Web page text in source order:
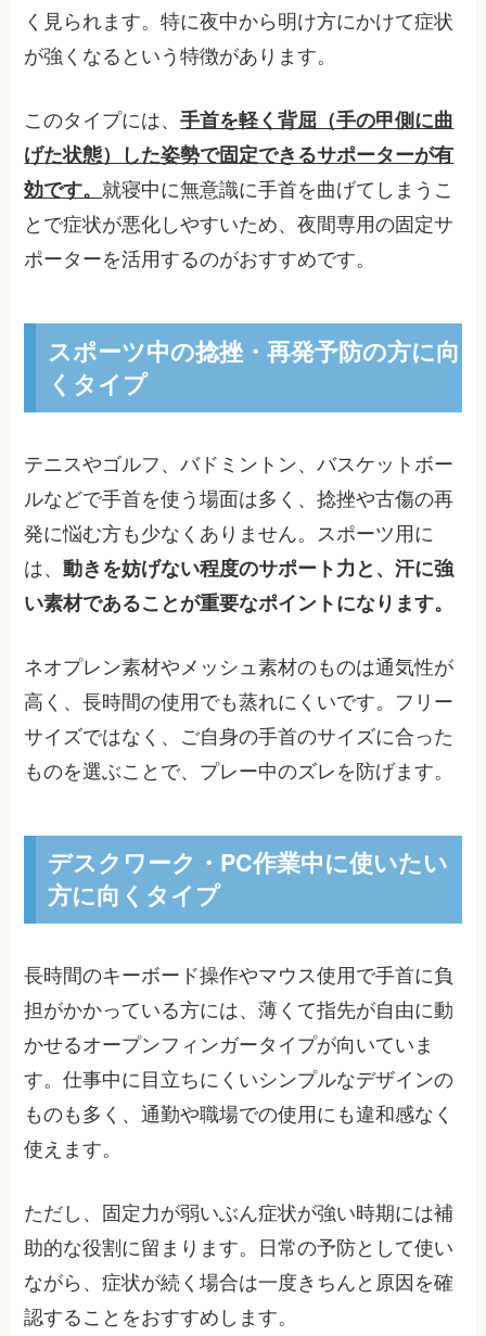
く見られます。特に夜中から明け方にかけて症状
が強くなるという特徴があります。
このタイプには、手首を軽く背屈（手の甲側に曲
げた状態）した姿勢で固定できるサポーターが有
効です。就寝中に無意識に手首を曲げてしまうこ
とで症状が悪化しやすいため、夜間専用の固定サ
ポーターを活用するのがおすすめです。
スポーツ中の捻挫・再発予防の方に向
くタイプ
テニスやゴルフ、バドミントン、バスケットボー
ルなどで手首を使う場面は多く、捻挫や古傷の再
発に悩む方も少なくありません。スポーツ用に
は、動きを妨げない程度のサポート力と、汗に強
い素材であることが重要なポイントになります。
ネオプレン素材やメッシュ素材のものは通気性が
高く、長時間の使用でも蒸れにくいです。フリー
サイズではなく、ご自身の手首のサイズに合った
ものを選ぶことで、プレー中のズレを防げます。
デスクワーク・PC作業中に使いたい
方に向くタイプ
長時間のキーボード操作やマウス使用で手首に負
担がかかっている方には、薄くて指先が自由に動
かせるオープンフィンガータイプが向いていま
す。仕事中に目立ちにくいシンプルなデザインの
ものも多く、通勤や職場での使用にも違和感なく
使えます。
ただし、固定力が弱いぶん症状が強い時期には補
助的な役割に留まります。日常の予防として使い
ながら、症状が続く場合は一度きちんと原因を確
認することをおすすめします。